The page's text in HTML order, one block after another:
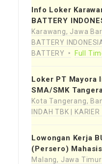
Info Loker
BATTERY
Karawang, Jawa
BATTERY
BATTERY
Full
Loker PT Mayora
SMA/SMK
Kota Tangerang,
INDAH TBK |
Lowongan Kerja
(Persero)
Malang, Jawa Timur